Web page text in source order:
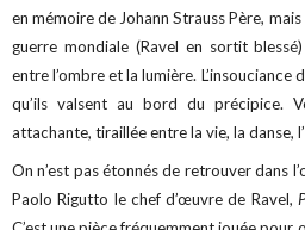
en mémoire de Johann Strauss Père,
guerre mondiale (Ravel en sortit
entrel’ombre etla lumière. L’insouciance
qu’ils valsent au bord du précipice.
attachante, tiraillée entre la vie, la danse,
On n’est pas étonnés de retrouver dans
Paolo Rigutto le chef d’œuvre de Ravel,